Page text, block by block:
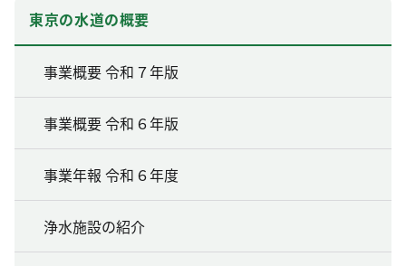
東京の水道の概要
事業概要 令和７年版
事業概要 令和６年版
事業年報 令和６年度
浄水施設の紹介